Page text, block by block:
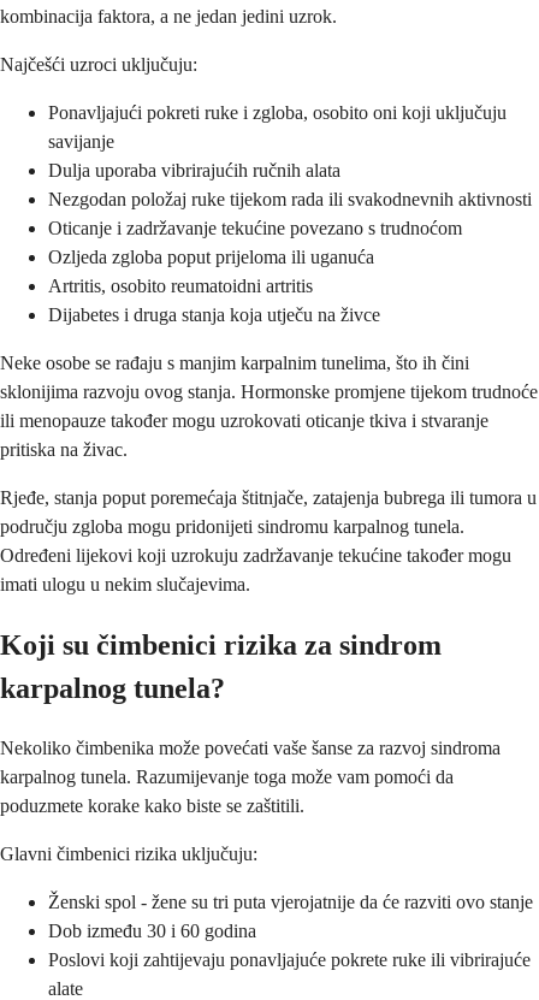
kombinacija faktora, a ne jedan jedini uzrok.
Najčešći uzroci uključuju:
Ponavljajući pokreti ruke i zgloba, osobito oni koji uključuju
savijanje
Dulja uporaba vibrirajućih ručnih alata
Nezgodan položaj ruke tijekom rada ili svakodnevnih aktivnosti
Oticanje i zadržavanje tekućine povezano s trudnoćom
Ozljeda zgloba poput prijeloma ili uganuća
Artritis, osobito reumatoidni artritis
Dijabetes i druga stanja koja utječu na živce
Neke osobe se rađaju s manjim karpalnim tunelima, što ih čini
sklonijima razvoju ovog stanja. Hormonske promjene tijekom trudnoće
ili menopauze također mogu uzrokovati oticanje tkiva i stvaranje
pritiska na živac.
Rjeđe, stanja poput poremećaja štitnjače, zatajenja bubrega ili tumora u
području zgloba mogu pridonijeti sindromu karpalnog tunela.
Određeni lijekovi koji uzrokuju zadržavanje tekućine također mogu
imati ulogu u nekim slučajevima.
Koji su čimbenici rizika za sindrom
karpalnog tunela?
Nekoliko čimbenika može povećati vaše šanse za razvoj sindroma
karpalnog tunela. Razumijevanje toga može vam pomoći da
poduzmete korake kako biste se zaštitili.
Glavni čimbenici rizika uključuju:
Ženski spol - žene su tri puta vjerojatnije da će razviti ovo stanje
Dob između 30 i 60 godina
Poslovi koji zahtijevaju ponavljajuće pokrete ruke ili vibrirajuće
alate